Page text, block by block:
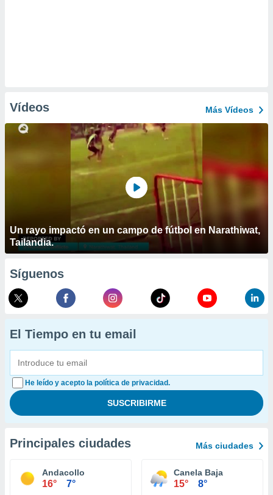
Vídeos Más Vídeos
Un rayo impactó en un campo de fútbol en Narathiwat,
Tailandia.
Síguenos
El Tiempo en tu email
He leído y acepto la política de privacidad.
Principales ciudades Más ciudades
Andacollo
16° 7°
Canela Baja
15° 8°